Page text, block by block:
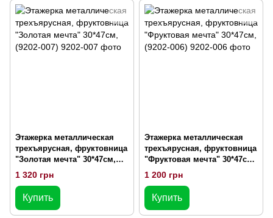
Этажерка металлическая
трехъярусная, фруктовница
"Золотая мечта" 30*47см,
(9202-007)
1 320 грн
Купить
Этажерка металлическая
трехъярусная, фруктовница
"Фруктовая мечта" 30*47см,
(9202-006)
1 200 грн
Купить